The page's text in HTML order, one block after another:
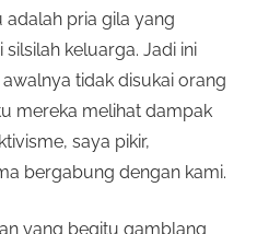
adalah pria gila yang
keluarga. Jadi ini
tidak disukai orang
mereka melihat dampak
saya pikir,
bergabung dengan kami.
yang begitu gamblang